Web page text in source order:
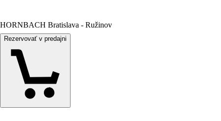
HORNBACH Bratislava - Ružinov
Rezervovať v predajni